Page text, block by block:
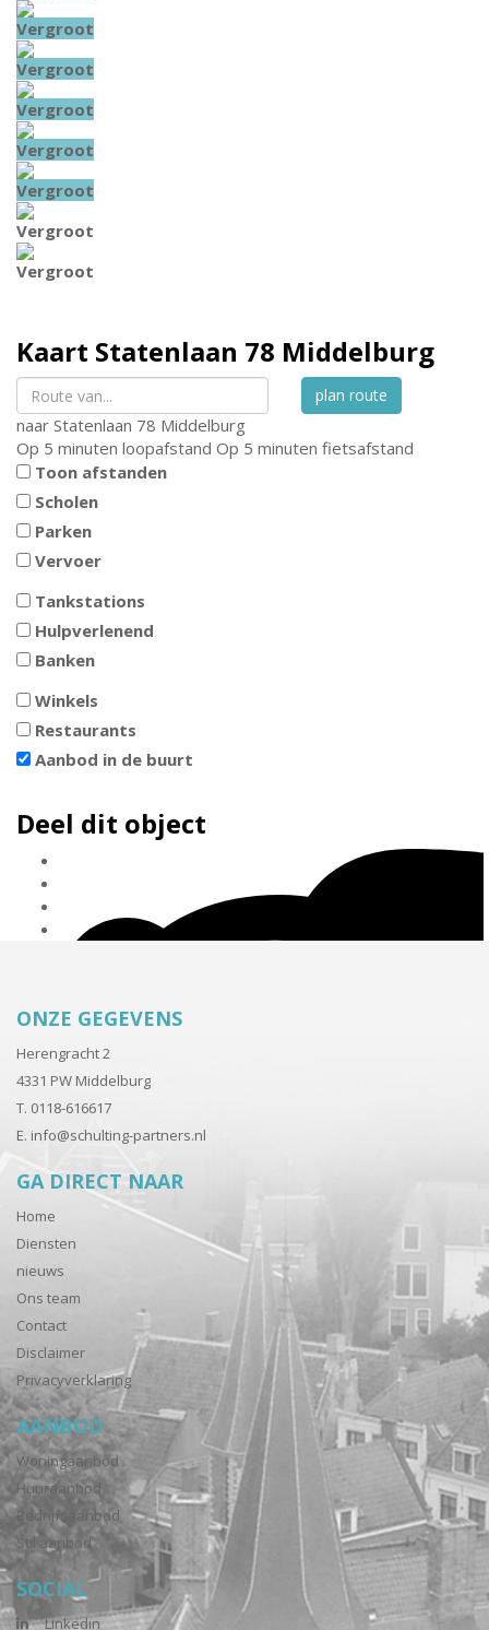
Vergroot
Vergroot
Vergroot
Vergroot
Vergroot
Vergroot
Vergroot
Kaart Statenlaan 78 Middelburg
plan route
naar Statenlaan 78 Middelburg
Op 5 minuten loopafstand Op 5 minuten fietsafstand
Toon afstanden
Scholen
Parken
Vervoer
Tankstations
Hulpverlenend
Banken
Winkels
Restaurants
Aanbod in de buurt
Deel dit object
ONZE GEGEVENS
Herengracht 2
4331 PW Middelburg
T. 0118-616617
E. info@schulting-partners.nl
GA DIRECT NAAR
Home
Diensten
nieuws
Ons team
Contact
Disclaimer
Privacyverklaring
AANBOD
Woningaanbod
Huuraanbod
Bedrijfsaanbod
Stil aanbod
SOCIAL
Linkedin